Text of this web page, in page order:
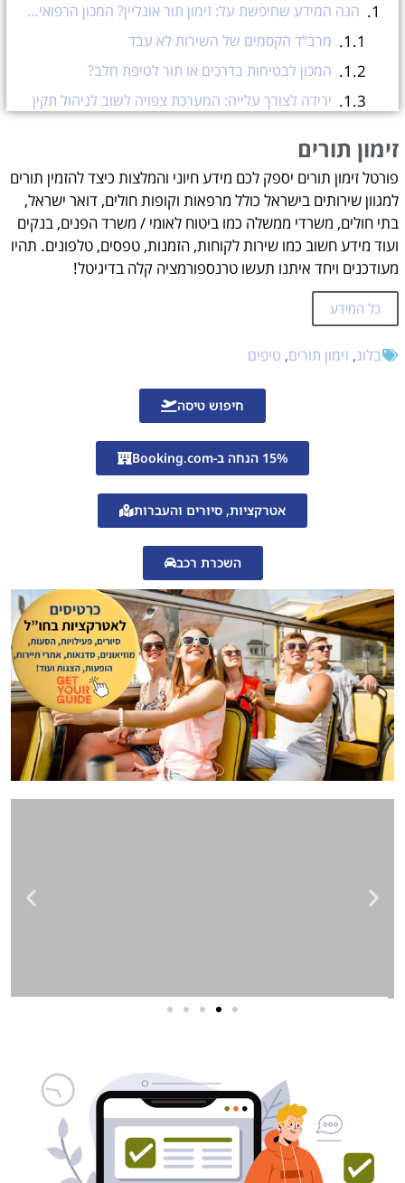
הנה המידע שחיפשת על: זימון תור אונליין? המכון הרפואי לבטיחות בדרכים (מרב”ד) בבלגן
מרב”ד הקסמים של השירות לא עבד
המכון לבטיחות בדרכים או תור לטיפת חלב?
ירידה לצורך עלייה: המערכת צפויה לשוב לניהול תקין
עזרה בהזמנת תורים אונליין?זימון תורים
פורטל זימון תורים יספק לכם מידע חיוני והמלצות כיצד להזמין תורים
למגוון שירותים בישראל כולל מרפאות וקופות חולים, דואר ישראל,
בתי חולים, משרדי ממשלה כמו ביטוח לאומי / משרד הפנים, בנקים
ועוד מידע חשוב כמו שירות לקוחות, הזמנות, טפסים, טלפונים. תהיו
מעודכנים ויחד איתנו תעשו טרנספורמציה קלה בדיגיטל!
כל המידע
בלוג,זימון תורים, טיפים
חיפוש טיסה
15% הנחה ב-Booking.com
אטרקציות, סיורים והעברות
השכרת רכב
בעל/ת עסק? סוכנות ניהול מוניטין
לקידום, שיווק ופרסום באינטרנט
כאן עבורך!
לפרטים